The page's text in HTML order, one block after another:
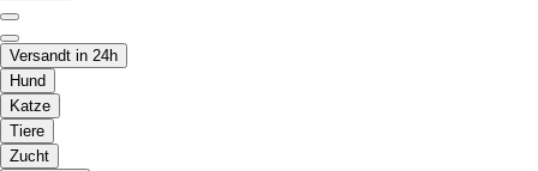
Versandt in 24h
Hund
Katze
Tiere
Zucht